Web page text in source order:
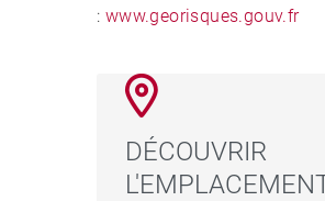
: www.georisques.gouv.fr
DÉCOUVRIR